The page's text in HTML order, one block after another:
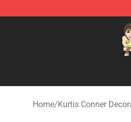
Kurtis Conner Store -
Home/Kurtis Conner